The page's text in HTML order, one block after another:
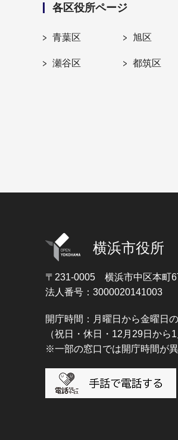
各区役所ページ
青葉区 旭区
瀬谷区 都筑区
横浜市役所
〒231-0005 横浜市中区本町
法人番号：3000020141003
開庁時間：月曜日から金曜日
（祝日・休日・12月29日から1
※一部の窓口では開庁時間が